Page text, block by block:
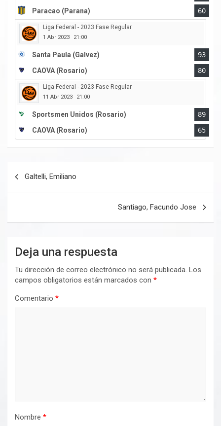
Paracao (Parana)
60
Liga Federal - 2023 Fase Regular
1 Abr 2023 21:00
Santa Paula (Galvez)
93
CAOVA (Rosario)
80
Liga Federal - 2023 Fase Regular
11 Abr 2023 21:00
Sportsmen Unidos (Rosario)
89
CAOVA (Rosario)
65
Galtelli, Emiliano
Santiago, Facundo Jose
Deja una respuesta
Tu dirección de correo electrónico no será publicada. Los
campos obligatorios están marcados con *
Comentario *
Nombre *